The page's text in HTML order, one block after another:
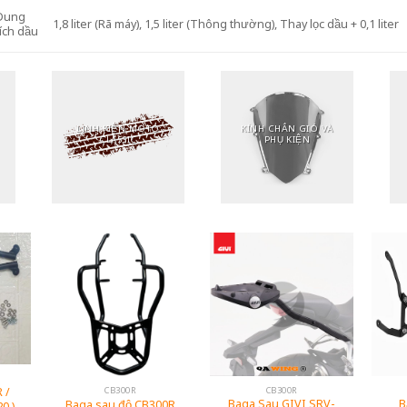
dầu
1,8 liter (Rã máy), 1,5 liter (Thông thường), Thay lọc dầu + 0,1 liter
KÍNH CHẮN GIÓ VÀ
PHỤ KIỆN
LỐP XE
/
CB300R CB300R
Baga Sau GIVI SRV-